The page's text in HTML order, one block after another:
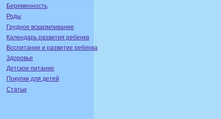
Беременность
Роды
Грудное вскармливание
Календарь развития ребенка
Воспитание и развитие ребенка
Здоровье
Детское питание
Покупки для детей
Статьи